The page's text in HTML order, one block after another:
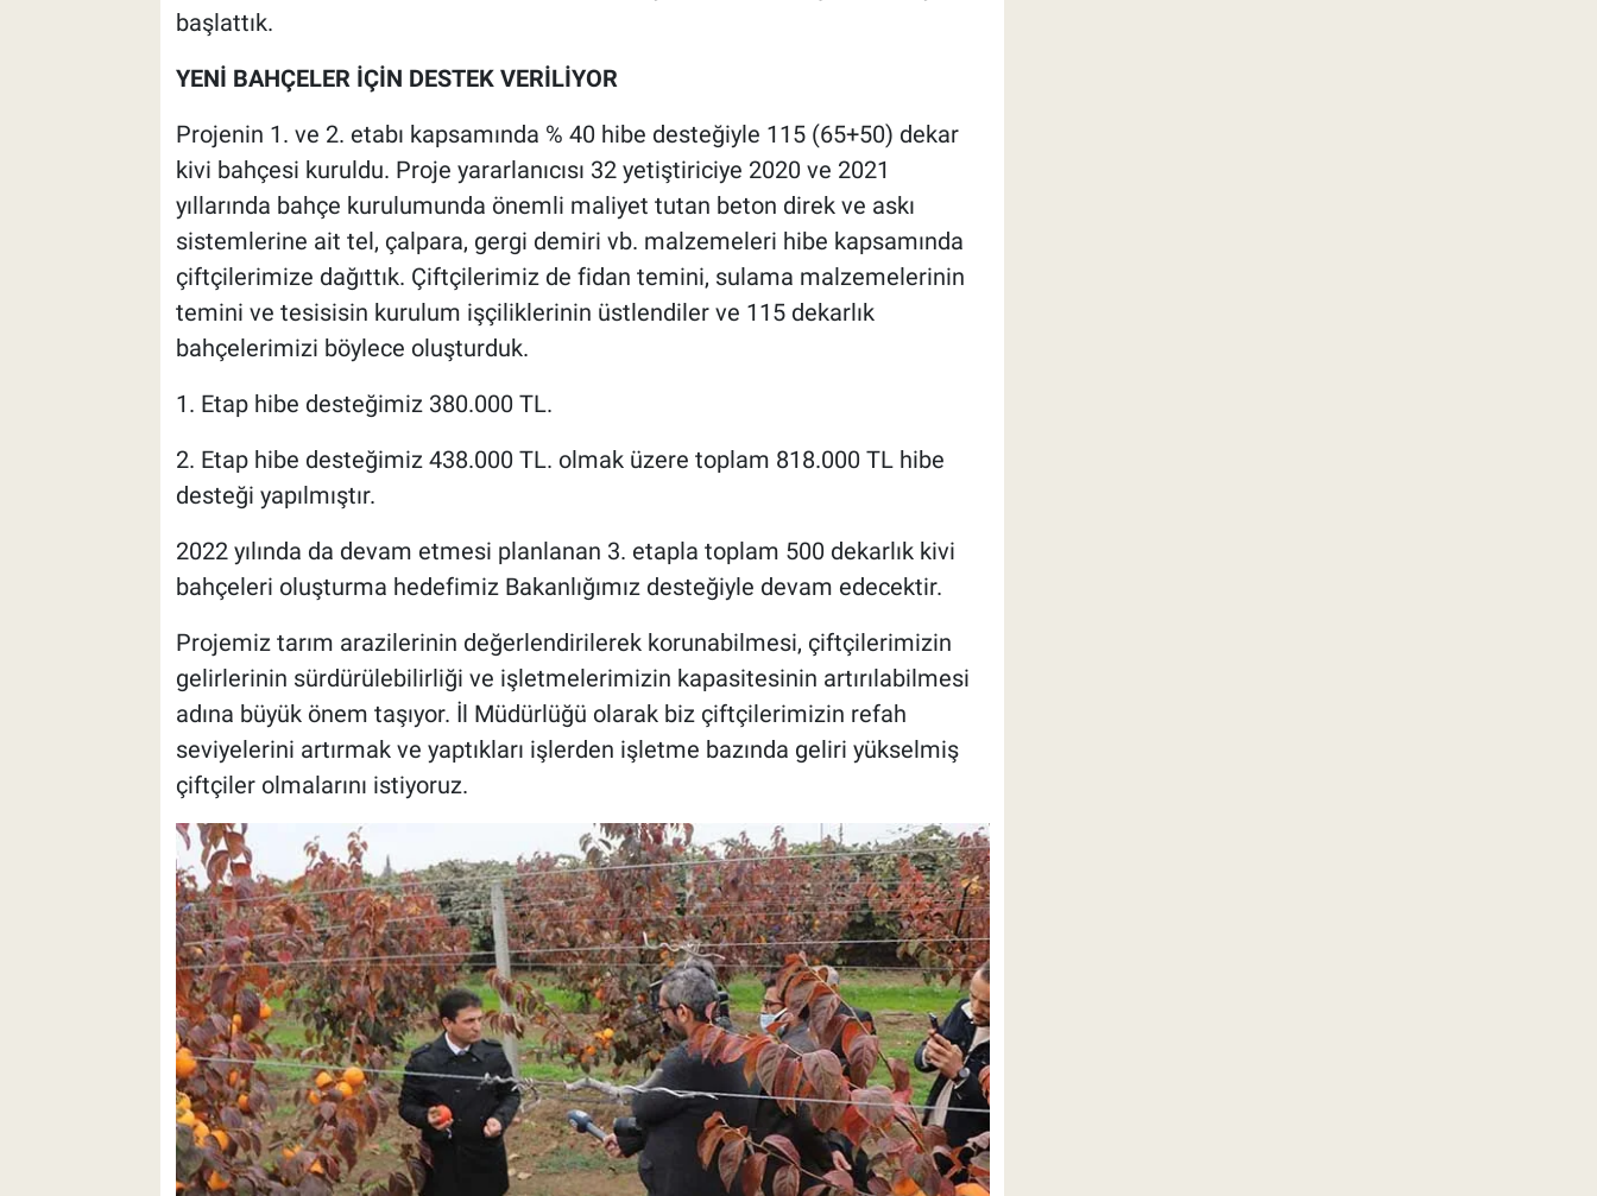
başlattık.
YENİ BAHÇELER İÇİN DESTEK VERİLİYOR
Projenin 1. ve 2. etabı kapsamında % 40 hibe desteğiyle 115 (65+50) dekar
kivi bahçesi kuruldu. Proje yararlanıcısı 32 yetiştiriciye 2020 ve 2021
yıllarında bahçe kurulumunda önemli maliyet tutan beton direk ve askı
sistemlerine ait tel, çalpara, gergi demiri vb. malzemeleri hibe kapsamında
çiftçilerimize dağıttık. Çiftçilerimiz de fidan temini, sulama malzemelerinin
temini ve tesisisin kurulum işçiliklerinin üstlendiler ve 115 dekarlık
bahçelerimizi böylece oluşturduk.
1. Etap hibe desteğimiz 380.000 TL.
2. Etap hibe desteğimiz 438.000 TL. olmak üzere toplam 818.000 TL hibe
desteği yapılmıştır.
2022 yılında da devam etmesi planlanan 3. etapla toplam 500 dekarlık kivi
bahçeleri oluşturma hedefimiz Bakanlığımız desteğiyle devam edecektir.
Projemiz tarım arazilerinin değerlendirilerek korunabilmesi, çiftçilerimizin
gelirlerinin sürdürülebilirliği ve işletmelerimizin kapasitesinin artırılabilmesi
adına büyük önem taşıyor. İl Müdürlüğü olarak biz çiftçilerimizin refah
seviyelerini artırmak ve yaptıkları işlerden işletme bazında geliri yükselmiş
çiftçiler olmalarını istiyoruz.